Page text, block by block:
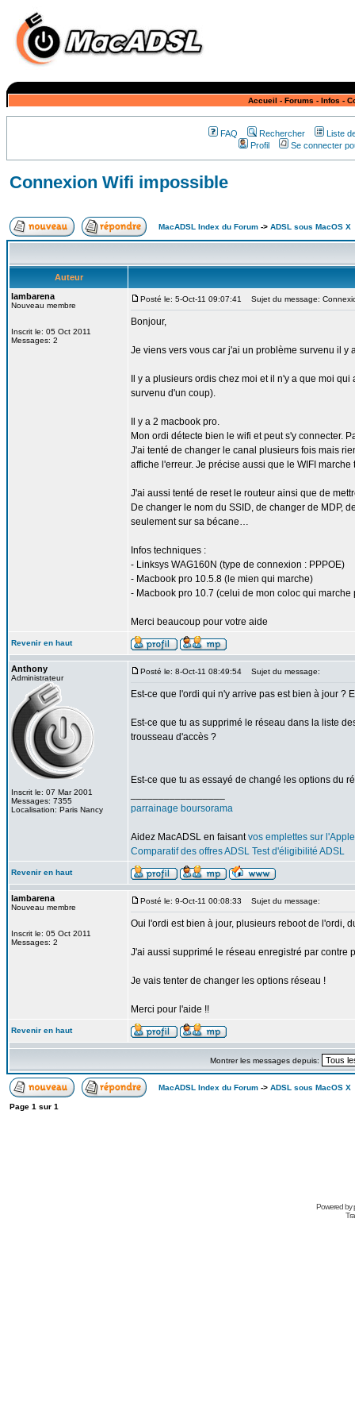
Accueil - Forums - Infos -
FAQ Rechercher
Liste
Profil
Se connecter
Connexion Wifi impossible
MacADSL Index du Forum -> ADSL sous MacOS X
Auteur
lambarena
Nouveau membre
Inscrit le: 05 Oct 2011
Messages: 2
Posté le: 5-Oct-11 09:07:41 Sujet du message:
Bonjour,
Je viens vers vous car j'ai un problème survenu il
Il y a plusieurs ordis chez moi et il n'y a que moi
survenu d'un coup).
Il y a 2 macbook pro.
Mon ordi détecte bien le wifi et peut s'y connecter.
J'ai tenté de changer le canal plusieurs fois mais
affiche l'erreur. Je précise aussi que le WIFI
J'ai aussi tenté de reset le routeur ainsi que de
De changer le nom du SSID, de changer de MDP,
seulement sur sa bécane…
Infos techniques :
- Linksys WAG160N (type de connexion : PPPOE)
- Macbook pro 10.5.8 (le mien qui marche)
- Macbook pro 10.7 (celui de mon coloc qui marche
Merci beaucoup pour votre aide
Revenir en haut
Anthony
Administrateur
Inscrit le: 07 Mar 2001
Messages: 7355
Localisation: Paris Nancy
Posté le: 8-Oct-11 08:49:54 Sujet du message:
Est-ce que l'ordi qui n'y arrive pas est bien à jour ?
Est-ce que tu as supprimé le réseau dans la liste
trousseau d'accès ?
Est-ce que tu as essayé de changé les options du
parrainage boursorama
Aidez MacADSL en faisantvos emplettes sur
Comparatif des offres ADSL Test d'éligibilité ADSL
Revenir en haut
lambarena
Nouveau membre
Inscrit le: 05 Oct 2011
Messages: 2
Posté le: 9-Oct-11 00:08:33 Sujet du message:
Oui l'ordi est bien à jour, plusieurs reboot de l'ordi,
J'ai aussi supprimé le réseau enregistré par contre
Je vais tenter de changer les options réseau !
Merci pour l'aide !!
Revenir en haut
Montrer les messages depuis:
MacADSL Index du Forum -> ADSL sous MacOS X
Page 1 sur 1
Powered by